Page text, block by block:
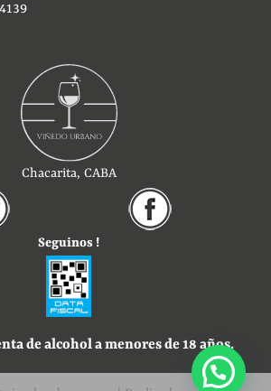
Chacarita, CABA
Seguinos !
de alcohol a menores de 18 años.